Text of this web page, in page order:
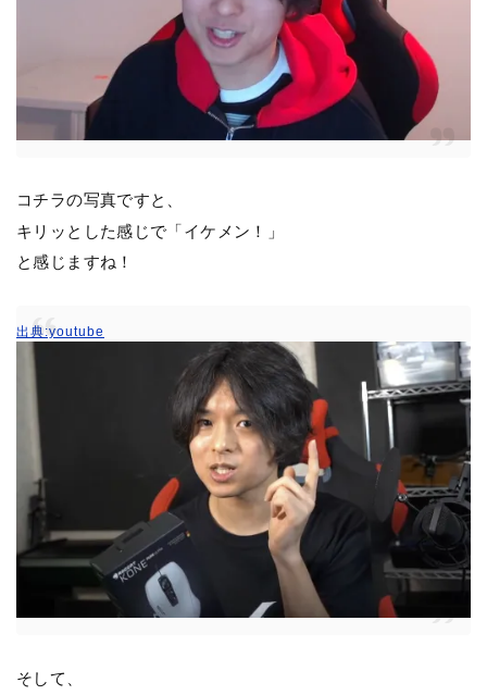
コチラの写真ですと、
キリッとした感じで「イケメン！」
と感じますね！
出典:youtube
そして、